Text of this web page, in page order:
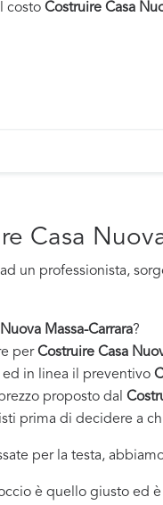
costo Costruire Casa
Casa
un professionista,
Massa-Carrara?
perCostruire Casa
ed in linea il preventivo
proposto dal
prima di decidere a
per la testa,
è quello giusto ed